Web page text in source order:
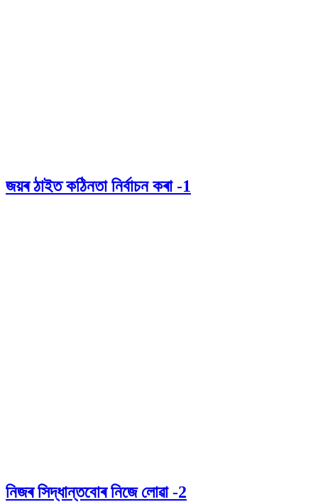
জয়ৰ ঠাইত কঠিনতা নিৰ্বাচন কৰা -1
নিজৰ সিদ্ধান্তবোৰ নিজে লোৱা -2